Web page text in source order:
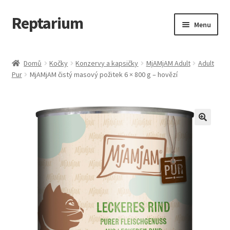
Přeskočit
na
Přejít
k
webu
Reptarium Menu
Košík
Vše pro kočky
Domů Kočky Konzervy a kapsičky MjAMjAM Adult
Adult
Pur
MjAMjAM čistý masový požitek 6 × 800 g – hovězí